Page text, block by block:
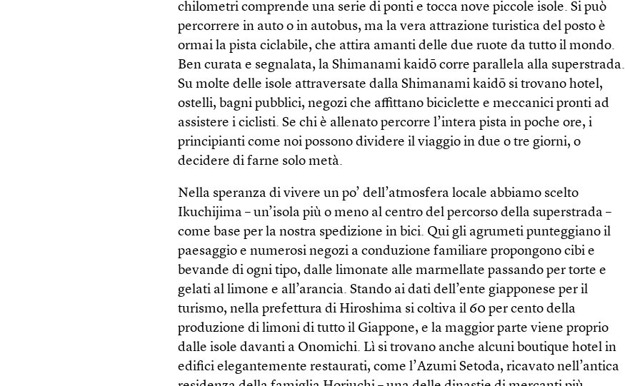
chilometri comprende una serie di ponti e tocca nove piccole isole. Si può
percorrere in auto o in autobus, ma la vera attrazione turistica del posto è
ormai la pista ciclabile, che attira amanti delle due ruote da tutto il mondo.
Ben curata e segnalata, la Shimanami kaidō corre parallela alla superstrada.
Su molte delle isole attraversate dalla Shimanami kaidō si trovano hotel,
ostelli, bagni pubblici, negozi che affittano biciclette e meccanici pronti ad
assistere i ciclisti. Se chi è allenato percorre l’intera pista in poche ore, i
principianti come noi possono dividere il viaggio in due o tre giorni, o
decidere di farne solo metà.
Nella speranza di vivere un po’ dell’atmosfera locale abbiamo scelto
Ikuchijima – un’isola più o meno al centro del percorso della superstrada –
come base per la nostra spedizione in bici. Qui gli agrumeti punteggiano il
paesaggio e numerosi negozi a conduzione familiare propongono cibi e
bevande di ogni tipo, dalle limonate alle marmellate passando per torte e
gelati al limone e all’arancia. Stando ai dati dell’ente giapponese per il
turismo, nella prefettura di Hiroshima si coltiva il 60 per cento della
produzione di limoni di tutto il Giappone, e la maggior parte viene proprio
dalle isole davanti a Onomichi. Lì si trovano anche alcuni boutique hotel in
edifici elegantemente restaurati, come l’Azumi Setoda, ricavato nell’antica